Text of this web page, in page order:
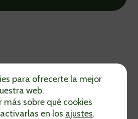
para ofrecerte la mejor
web.
más sobre qué cookies
en los ajustes.